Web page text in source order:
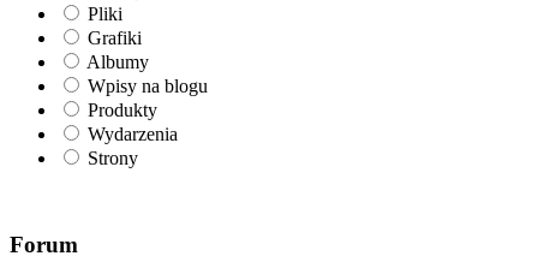
Pliki
Grafiki
Albumy
Wpisy na blogu
Produkty
Wydarzenia
Strony
Forum